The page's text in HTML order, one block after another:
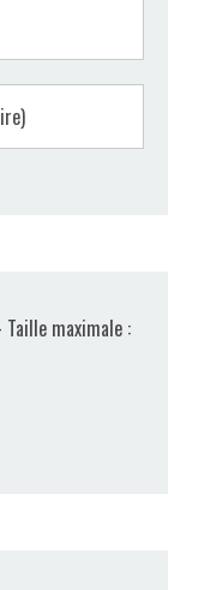
Taille maximale :